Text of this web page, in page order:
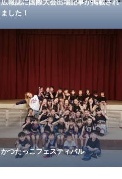
広報誌に国際大会出場記事が掲載され
ました！
かつたっこフェスティバル